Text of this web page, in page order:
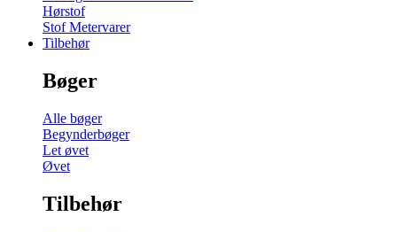
Hørstof
Stof Metervarer
Tilbehør
Bøger
Alle bøger
Begynderbøger
Let øvet
Øvet
Tilbehør